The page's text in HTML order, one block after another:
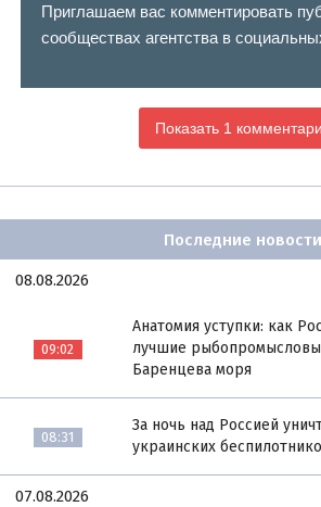
Приглашаем вас комментировать
сообществах агентства в
Показать 1
Последние новости
08.08.2026
09:02
Анатомия уступки: как
лучшие
Баренцева моря
08:31
За ночь над Россией
украинских
07.08.2026